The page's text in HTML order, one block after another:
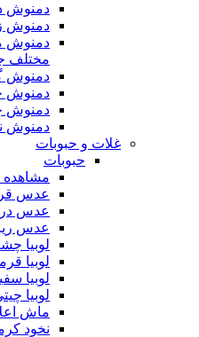
دمنوش
دمنوش
دمنوش
مختلف
دمنوش
دمنوش
دمنوش
دمنوش
غلات و حبوبات
حبوبات
مشاهده
عدس
عدس
عدس
لوبیا
لوبیا
لوبیا
لوبیا
ماش
نخود